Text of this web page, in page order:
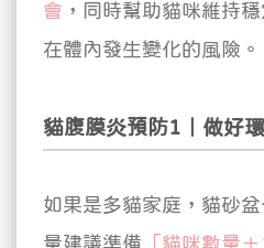
會 ，同時幫助貓咪維持
在體內發生變化的風險。
貓腹膜炎預防1｜做好
如果是多貓家庭，貓砂
量建議準備 「貓咪數量＋